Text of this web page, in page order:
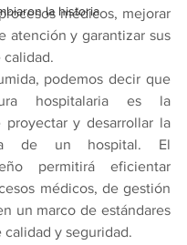
la historia
médicos, mejorar
atención y garantizar sus
calidad.
podemos decir que
hospitalaria es la
proyectar y desarrollar la
de un hospital. El
permitirá eficientar
médicos, de gestión
un marco de estándares
calidad y seguridad.